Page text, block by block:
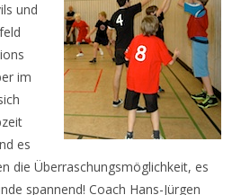
und
im
es
die Überraschungsmöglichkeit, es
spannend! Coach Hans-Jürgen